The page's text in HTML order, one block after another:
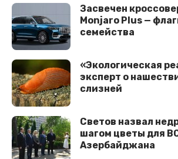
Засвечен
Monjaro Plus —
семейства
«Экологическая
эксперт о
слизней
Светов назвал
шагом цветы для
Азербайджана